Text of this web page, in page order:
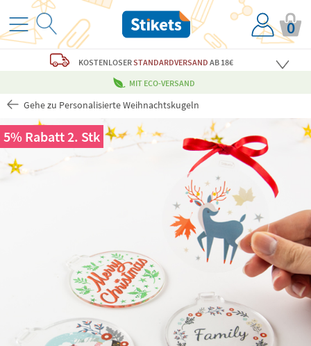
0
KOSTENLOSERSTANDARDVERSAND AB 18€
MIT ECO-VERSAND
Gehe zu Personalisierte Weihnachtskugeln
5% Rabatt 2. Stk